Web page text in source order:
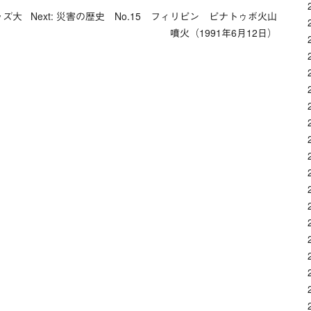
大
Next: 災害の歴史 No.15 フィリピン ピナトゥボ火山
噴火（1991年6月12日）